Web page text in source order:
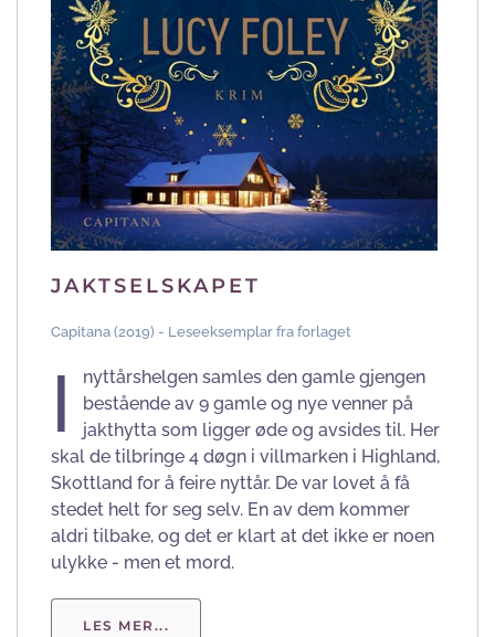
JAKTSELSKAPET
Capitana (2019) - Leseeksemplar fra forlaget
I
nyttårshelgen samles den gamle gjengen
bestående av 9 gamle og nye venner på
jakthytta som ligger øde og avsides til. Her
skal de tilbringe 4 døgn i villmarken i Highland,
Skottland for å feire nyttår. De var lovet å få
stedet helt for seg selv. En av dem kommer
aldri tilbake, og det er klart at det ikke er noen
ulykke - men et mord.
LES MER...